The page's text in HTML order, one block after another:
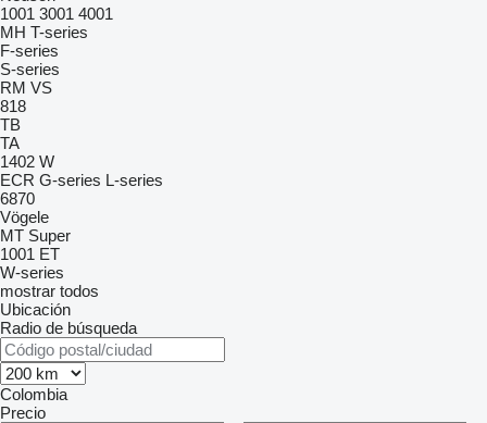
1001 3001 4001
MH T-series
F-series
S-series
RM VS
818
TB
TA
1402 W
ECR G-series L-series
6870
Vögele
MT Super
1001 ET
W-series
mostrar todos
Ubicación
Radio de búsqueda
Colombia
Precio